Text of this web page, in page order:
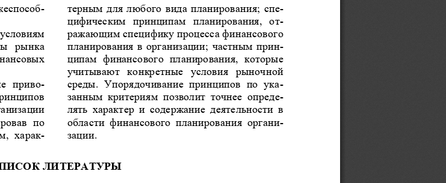
б-
рынка
приво-
по
харак-
терным для любого вида планирования; спе-
цифическим  принципам  планирования,  от-
ражающим специфику процесса финансового
планирования в организации; частным прин-
ципам  финансового  планирования,  которые
учитывают  конкретные  условия  рыночной
среды.  Упорядочивание  принципов  по  ука-
занным критериям  позволит  точнее  опреде-
лять  характер  и  содержание  деятельности  в
области  финансового  планирования  органи-
зации.
ЛИТЕРАТУРЫ